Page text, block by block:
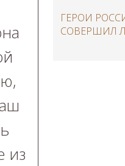
из
ГЕРОИ
СОВЕРШИЛ